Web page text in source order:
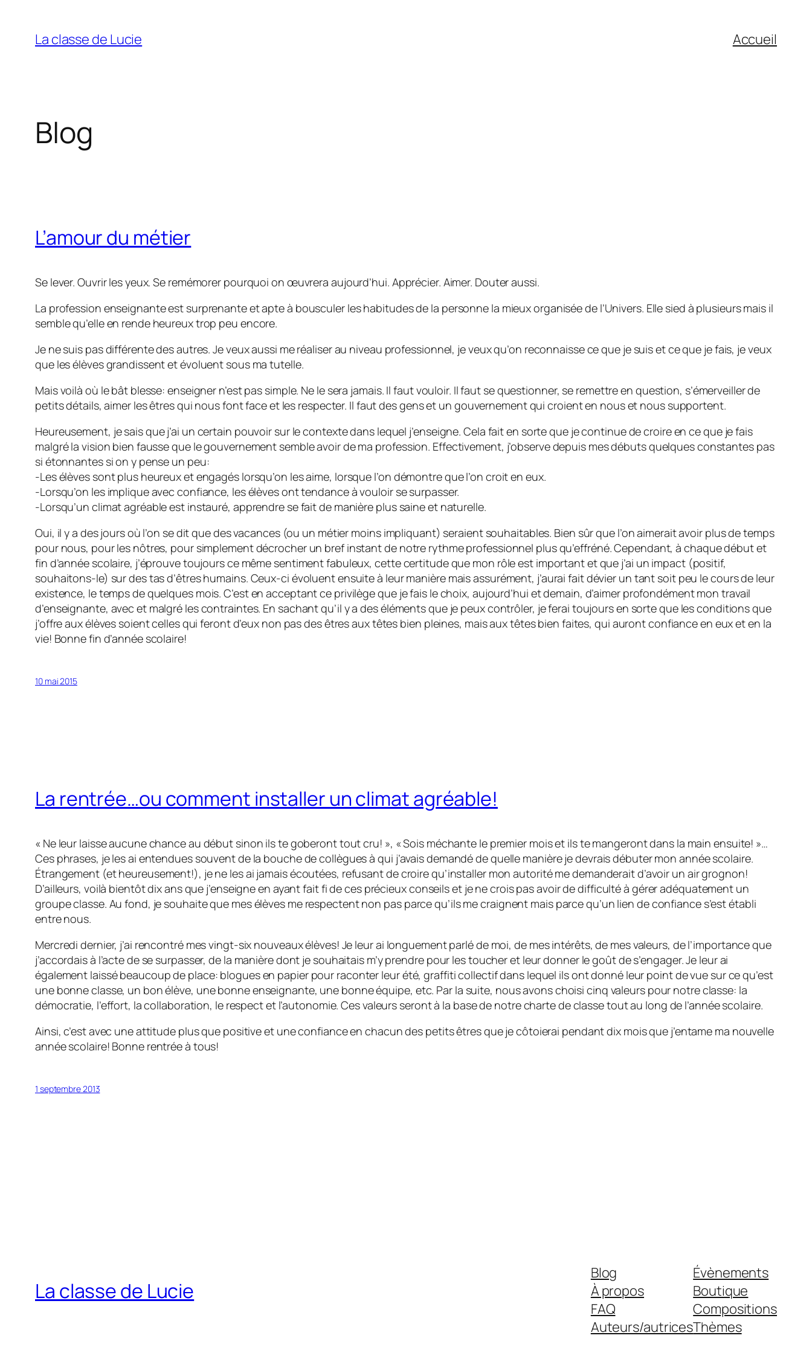
contenu
La classe de Lucie Accueil
Blog
L’amour du métier
Se lever. Ouvrir les yeux. Se remémorer pourquoi on œuvrera aujourd’hui. Apprécier. Aimer. Douter aussi.
La profession enseignante est surprenante et apte à bousculer les habitudes de la personne la mieux organisée de l’Univers. Elle sied à plusieurs mais il
semble qu’elle en rende heureux trop peu encore.
Je ne suis pas différente des autres. Je veux aussi me réaliser au niveau professionnel, je veux qu’on reconnaisse ce que je suis et ce que je fais, je veux
que les élèves grandissent et évoluent sous ma tutelle.
Mais voilà où le bât blesse: enseigner n’est pas simple. Ne le sera jamais. Il faut vouloir. Il faut se questionner, se remettre en question, s’émerveiller de
petits détails, aimer les êtres qui nous font face et les respecter. Il faut des gens et un gouvernement qui croient en nous et nous supportent.
Heureusement, je sais que j’ai un certain pouvoir sur le contexte dans lequel j’enseigne. Cela fait en sorte que je continue de croire en ce que je fais
malgré la vision bien fausse que le gouvernement semble avoir de ma profession. Effectivement, j’observe depuis mes débuts quelques constantes pas
si étonnantes si on y pense un peu:
-Les élèves sont plus heureux et engagés lorsqu’on les aime, lorsque l’on démontre que l’on croit en eux.
-Lorsqu’on les implique avec confiance, les élèves ont tendance à vouloir se surpasser.
-Lorsqu’un climat agréable est instauré, apprendre se fait de manière plus saine et naturelle.
Oui, il y a des jours où l’on se dit que des vacances (ou un métier moins impliquant) seraient souhaitables. Bien sûr que l’on aimerait avoir plus de temps
pour nous, pour les nôtres, pour simplement décrocher un bref instant de notre rythme professionnel plus qu’effréné. Cependant, à chaque début et
fin d’année scolaire, j’éprouve toujours ce même sentiment fabuleux, cette certitude que mon rôle est important et que j’ai un impact (positif,
souhaitons-le) sur des tas d’êtres humains. Ceux-ci évoluent ensuite à leur manière mais assurément, j’aurai fait dévier un tant soit peu le cours de leur
existence, le temps de quelques mois. C’est en acceptant ce privilège que je fais le choix, aujourd’hui et demain, d’aimer profondément mon travail
d’enseignante, avec et malgré les contraintes. En sachant qu’il y a des éléments que je peux contrôler, je ferai toujours en sorte que les conditions que
j’offre aux élèves soient celles qui feront d’eux non pas des êtres aux têtes bien pleines, mais aux têtes bien faites, qui auront confiance en eux et en la
vie! Bonne fin d’année scolaire!
10 mai 2015
La rentrée…ou comment installer un climat agréable!
« Ne leur laisse aucune chance au début sinon ils te goberont tout cru! », « Sois méchante le premier mois et ils te mangeront dans la main ensuite! »…
Ces phrases, je les ai entendues souvent de la bouche de collègues à qui j’avais demandé de quelle manière je devrais débuter mon année scolaire.
Étrangement (et heureusement!), je ne les ai jamais écoutées, refusant de croire qu’installer mon autorité me demanderait d’avoir un air grognon!
D’ailleurs, voilà bientôt dix ans que j’enseigne en ayant fait fi de ces précieux conseils et je ne crois pas avoir de difficulté à gérer adéquatement un
groupe classe. Au fond, je souhaite que mes élèves me respectent non pas parce qu’ils me craignent mais parce qu’un lien de confiance s’est établi
entre nous.
Mercredi dernier, j’ai rencontré mes vingt-six nouveaux élèves! Je leur ai longuement parlé de moi, de mes intérêts, de mes valeurs, de l’importance que
j’accordais à l’acte de se surpasser, de la manière dont je souhaitais m’y prendre pour les toucher et leur donner le goût de s’engager. Je leur ai
également laissé beaucoup de place: blogues en papier pour raconter leur été, graffiti collectif dans lequel ils ont donné leur point de vue sur ce qu’est
une bonne classe, un bon élève, une bonne enseignante, une bonne équipe, etc. Par la suite, nous avons choisi cinq valeurs pour notre classe: la
démocratie, l’effort, la collaboration, le respect et l’autonomie. Ces valeurs seront à la base de notre charte de classe tout au long de l’année scolaire.
Ainsi, c’est avec une attitude plus que positive et une confiance en chacun des petits êtres que je côtoierai pendant dix mois que j’entame ma nouvelle
année scolaire! Bonne rentrée à tous!
1 septembre 2013
La classe de Lucie
Blog
À propos
FAQ
Auteurs/autrices
Évènements
Boutique
Compositions
Thèmes